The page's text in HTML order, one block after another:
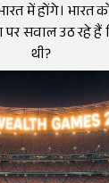
में होंगे। भारत
पर सवाल उठ रहे
थी?